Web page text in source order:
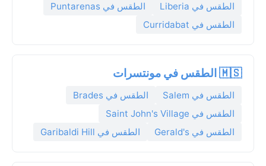
الطقس في Liberia
الطقس في Puntarenas
الطقس في Curridabat
🇲🇸 الطقس في مونتسرات
الطقس في Salem
الطقس في Brades
الطقس في Saint John's Village
الطقس في Gerald's
الطقس في Garibaldi Hill